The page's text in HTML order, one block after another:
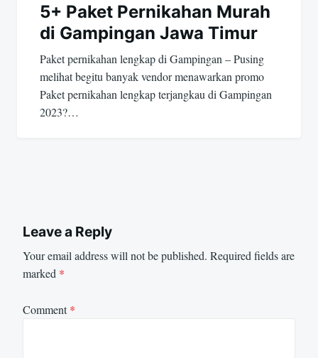
5+ Paket Pernikahan Murah
di Gampingan Jawa Timur
Paket pernikahan lengkap di Gampingan – Pusing
melihat begitu banyak vendor menawarkan promo
Paket pernikahan lengkap terjangkau di Gampingan
2023?…
Leave a Reply
Your email address will not be published. Required fields are
marked *
Comment*